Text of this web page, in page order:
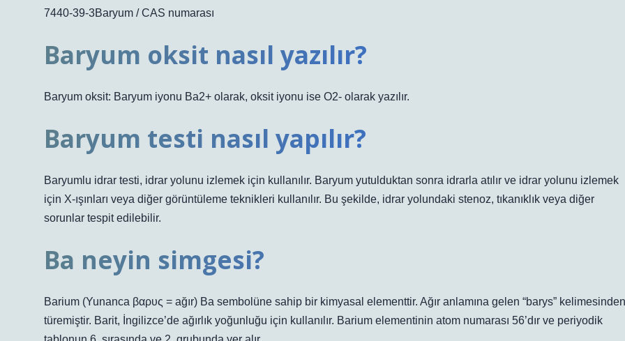
7440-39-3Baryum / CAS numarası
Baryum oksit nasıl yazılır?
Baryum oksit: Baryum iyonu Ba2+ olarak, oksit iyonu ise O2- olarak yazılır.
Baryum testi nasıl yapılır?
Baryumlu idrar testi, idrar yolunu izlemek için kullanılır. Baryum yutulduktan sonra idrarla atılır ve idrar yolunu izlemek
için X-ışınları veya diğer görüntüleme teknikleri kullanılır. Bu şekilde, idrar yolundaki stenoz, tıkanıklık veya diğer
sorunlar tespit edilebilir.
Ba neyin simgesi?
Barium (Yunanca βαρυς = ağır) Ba sembolüne sahip bir kimyasal elementtir. Ağır anlamına gelen “barys” kelimesinden
türemiştir. Barit, İngilizce’de ağırlık yoğunluğu için kullanılır. Barium elementinin atom numarası 56’dır ve periyodik